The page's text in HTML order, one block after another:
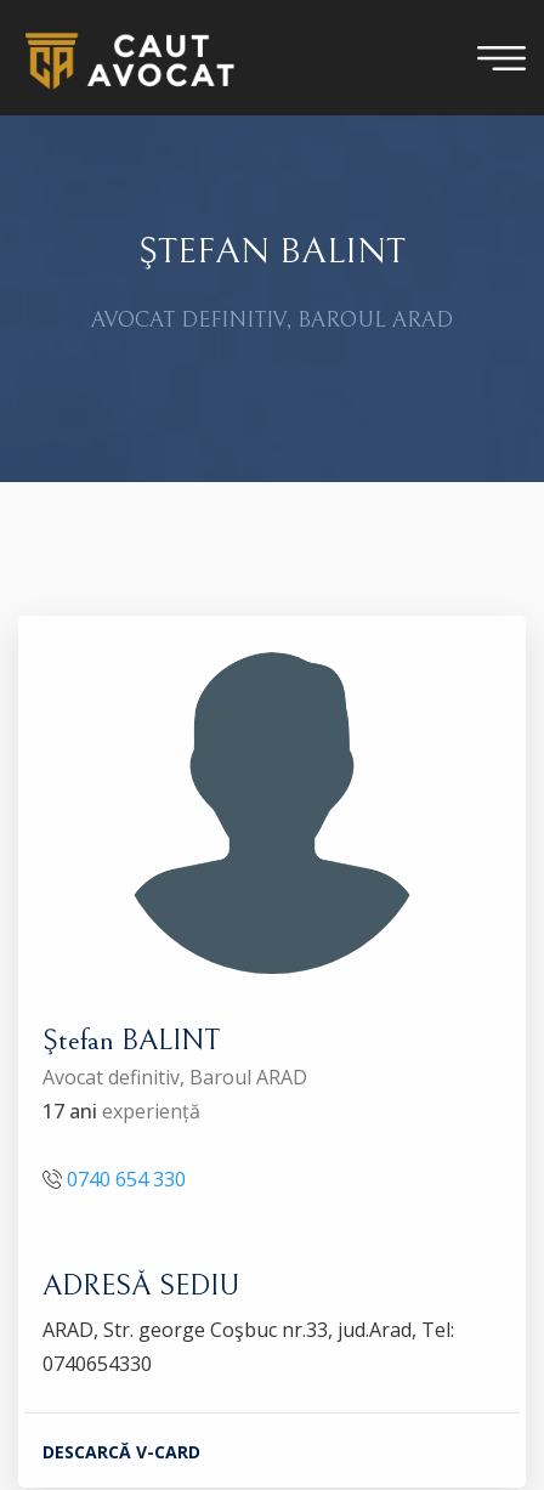
ŞTEFAN BALINT
AVOCAT DEFINITIV, BAROUL ARAD
Ştefan BALINT
Avocat definitiv, Baroul ARAD
17 ani experiență
0740 654 330
ADRESĂ SEDIU
ARAD, Str. george Coşbuc nr.33, jud.Arad, Tel:
0740654330
DESCARCĂ V-CARD